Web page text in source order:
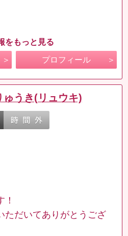
をもっと見る
プロフィール
ゅうき(リュウキ)
ただいてありがとうござ